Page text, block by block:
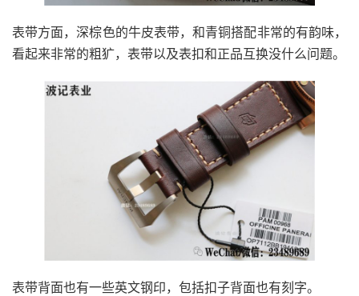
表带方面，深棕色的牛皮表带，和青铜搭配非常的有韵味，
看起来非常的粗犷，表带以及表扣和正品互换没什么问题。
表带背面也有一些英文钢印，包括扣子背面也有刻字。